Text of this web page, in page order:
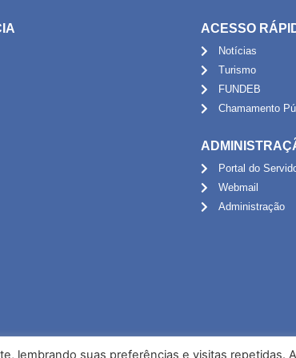
ACESSO
Notícias
Turismo
FUNDEB
Chamamento
Portal do
Webmail
Administração
lembrando suas preferências e visitas repetidas.